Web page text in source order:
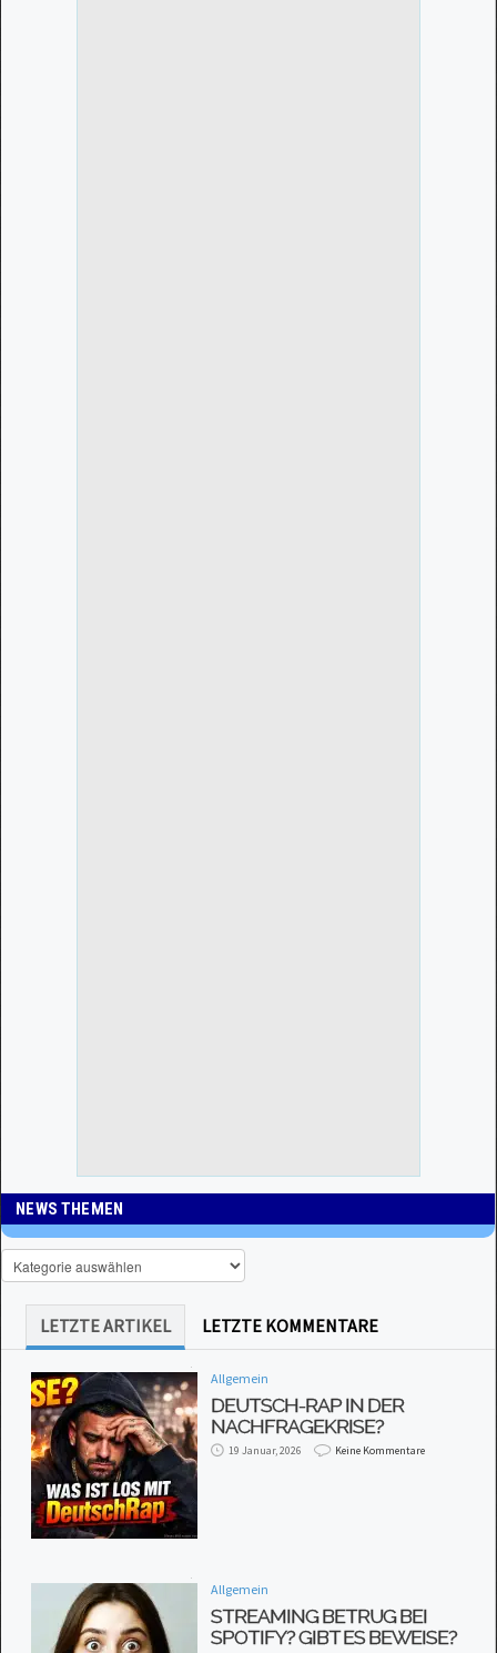
NEWS THEMEN
LETZTE ARTIKEL LETZTE KOMMENTARE
Allgemein
DEUTSCH-RAP IN DER
NACHFRAGEKRISE?
19 Januar, 2026 Keine Kommentare
Allgemein
STREAMING BETRUG BEI
SPOTIFY? GIBT ES BEWEISE?